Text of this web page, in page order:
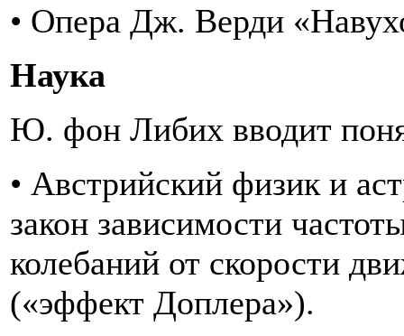
• Опера Дж. Верди
Наука
Ю. фон Либих вводит
• Австрийский физик и
закон зависимости
колебаний от скорости
(«эффект Доплера»).